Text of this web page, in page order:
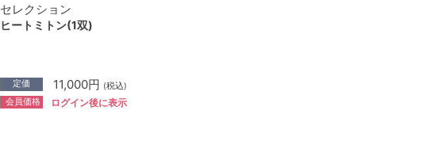
セレクション
ヒートミトン(1双)
定価 11,000円 (税込)
会員価格 ログイン後に表示